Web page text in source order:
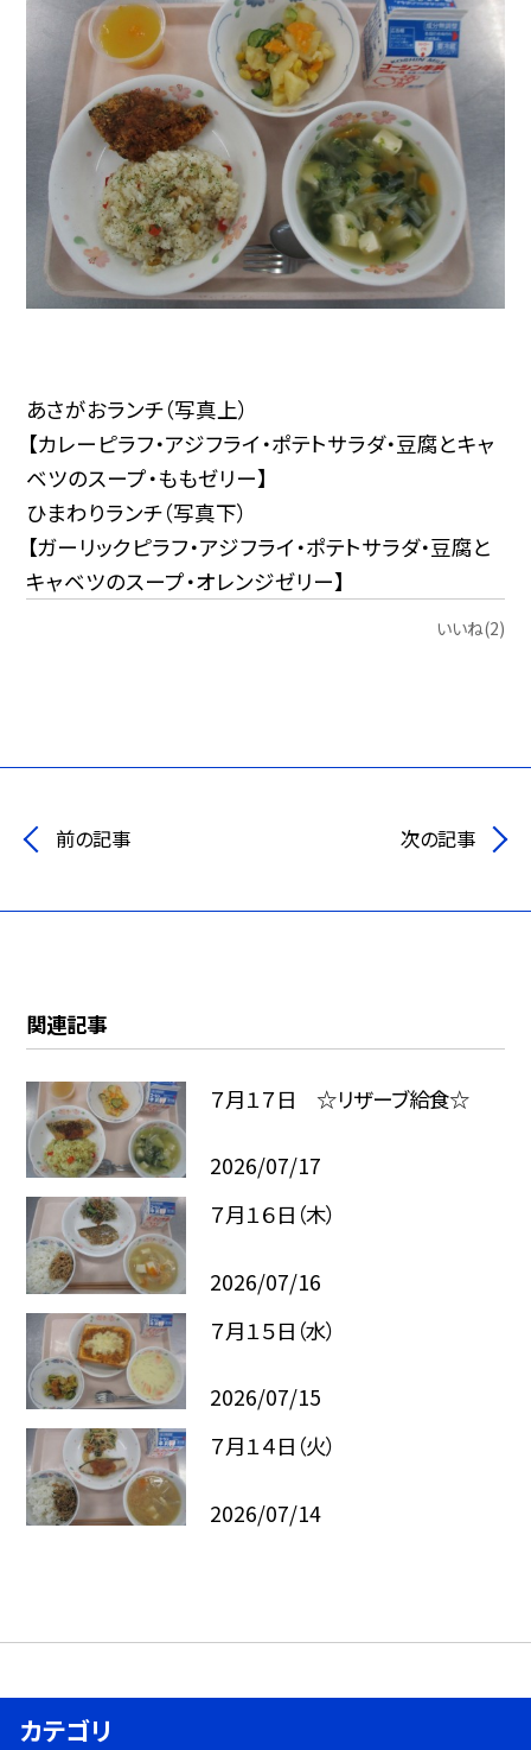
あさがおランチ（写真上）
【カレーピラフ・アジフライ・ポテトサラダ・豆腐とキャ
ベツのスープ・ももゼリー】
ひまわりランチ（写真下）
【ガーリックピラフ・アジフライ・ポテトサラダ・豆腐と
キャベツのスープ・オレンジゼリー】
いいね(2)
前の記事 次の記事
関連記事
７月１７日 ☆リザーブ給食☆
2026/07/17
７月１６日（木）
2026/07/16
７月１５日（水）
2026/07/15
７月１４日（火）
2026/07/14
カテゴリ